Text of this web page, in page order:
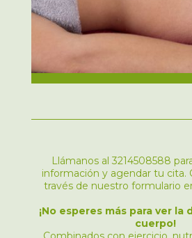
Llámanos al 3214508588
información y agendar tu cita.
través de nuestro formulario
¡No esperes más para ver
cuerpo!